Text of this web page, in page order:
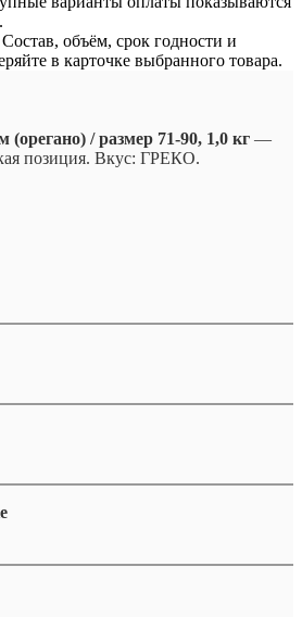
Состав, объём, срок годности и
в карточке выбранного товара.
/ размер 71-90, 1,0 кг —
позиция. Вкус: ГРЕКО.